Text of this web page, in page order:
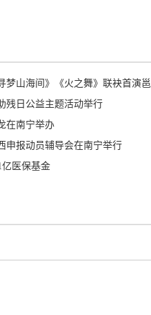
梦山海间》《火之舞》联袂首演
残日公益主题活动举行
在南宁举办
申报动员辅导会在南宁举行
亿医保基金